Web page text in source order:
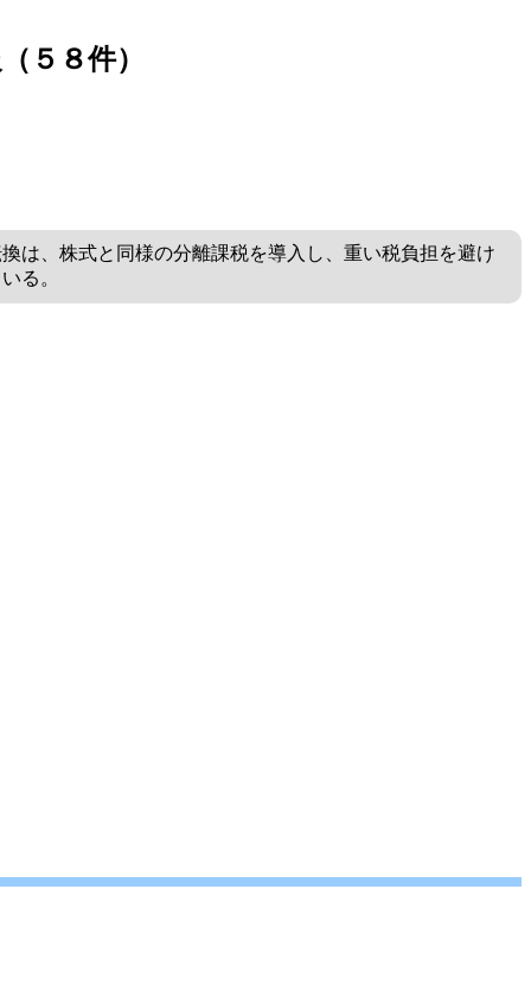
５８件）
は、株式と同様の分離課税を導入し、重い税負担を避け
る。